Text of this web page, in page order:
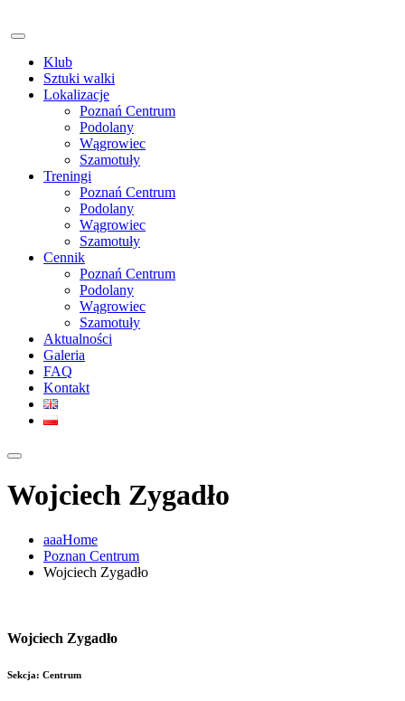
Klub
Sztuki walki
Lokalizacje
Poznań Centrum
Podolany
Wągrowiec
Szamotuły
Treningi
Poznań Centrum
Podolany
Wągrowiec
Szamotuły
Cennik
Poznań Centrum
Podolany
Wągrowiec
Szamotuły
Aktualności
Galeria
FAQ
Kontakt
Wojciech Zygadło
aaaHome
Poznan Centrum
Wojciech Zygadło
Wojciech Zygadło
Sekcja: Centrum